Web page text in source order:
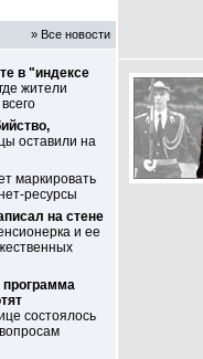
» Все новости
в "индексе
жители
оставили на
маркировать
ресурсы
на стене
и ее
программа
состоялось